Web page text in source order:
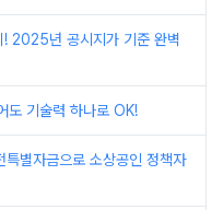
! 2025년 공시지가 기준 완벽
도 기술력 하나로 OK!
별자금으로 소상공인 정책자